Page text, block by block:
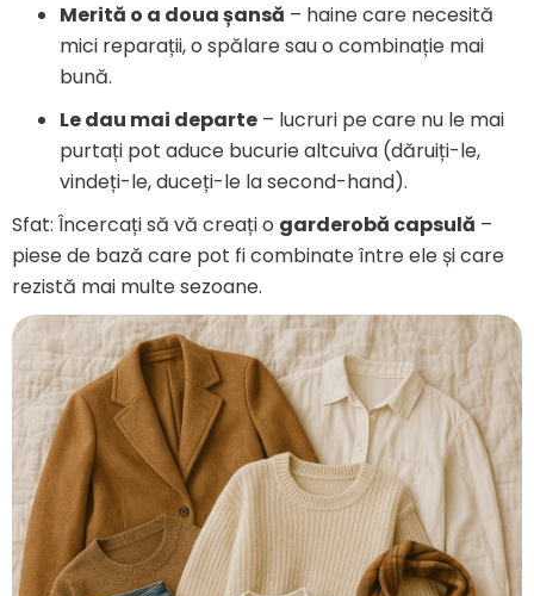
Merită o a doua șansă – haine care necesită
mici reparații, o spălare sau o combinație mai
bună.
Le dau mai departe – lucruri pe care nu le mai
purtați pot aduce bucurie altcuiva (dăruiți-le,
vindeți-le, duceți-le la second-hand).
Sfat: Încercați să vă creați o garderobă capsulă –
piese de bază care pot fi combinate între ele și care
rezistă mai multe sezoane.